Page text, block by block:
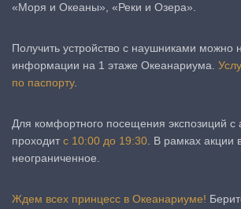
«Моря и Океаны», «Реки и Озера».
Получить устройство с наушниками можно
информации на 1 этаже Океанариума.
по паспорту.
Для комфортного посещения экспозиций с
проходит с 10:00 до 19:30 . В рамках акции
неограниченное.
Ждем всех принцесс в Океанариуме!